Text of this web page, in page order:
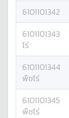
6101101342
6101101343
ไร่
6101101344
พืชไร่
6101101345
พืชไร่